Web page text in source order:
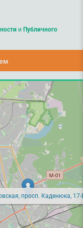
аллергический
раньше нуждается в
влияет на
жизнь без
нужно вызвать
и Публичного
просп. Каденюка, 17-